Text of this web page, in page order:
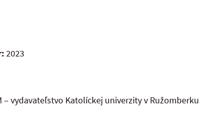
2023
– vydavateľstvo Katolíckej univerzity v Ružomberku